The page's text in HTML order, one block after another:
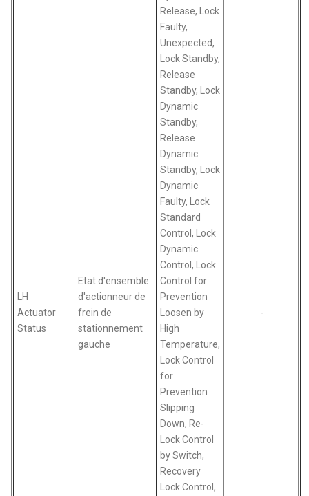
LH
Actuator
Status
Etat d'ensemble
d'actionneur de
frein de
stationnement
gauche
Release, Lock
Faulty,
Unexpected,
Lock Standby,
Release
Standby, Lock
Dynamic
Standby,
Release
Dynamic
Standby, Lock
Dynamic
Faulty, Lock
Standard
Control, Lock
Dynamic
Control, Lock
Control for
Prevention
Loosen by
High
Temperature,
Lock Control
for
Prevention
Slipping
Down, Re-
Lock Control
by Switch,
Recovery
Lock Control,
-